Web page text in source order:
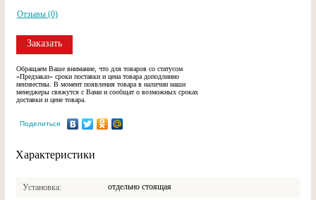
Отзывы (0)
Заказать
Обращаем Ваше внимание, что для товаров со статусом
«Предзаказ» сроки поставки и цена товара доподлинно
неизвестны. В момент появления товара в наличии наши
менеджеры свяжутся с Вами и сообщат о возможных сроках
доставки и цене товара.
Поделиться
Характеристики
Установка отдельно стоящая